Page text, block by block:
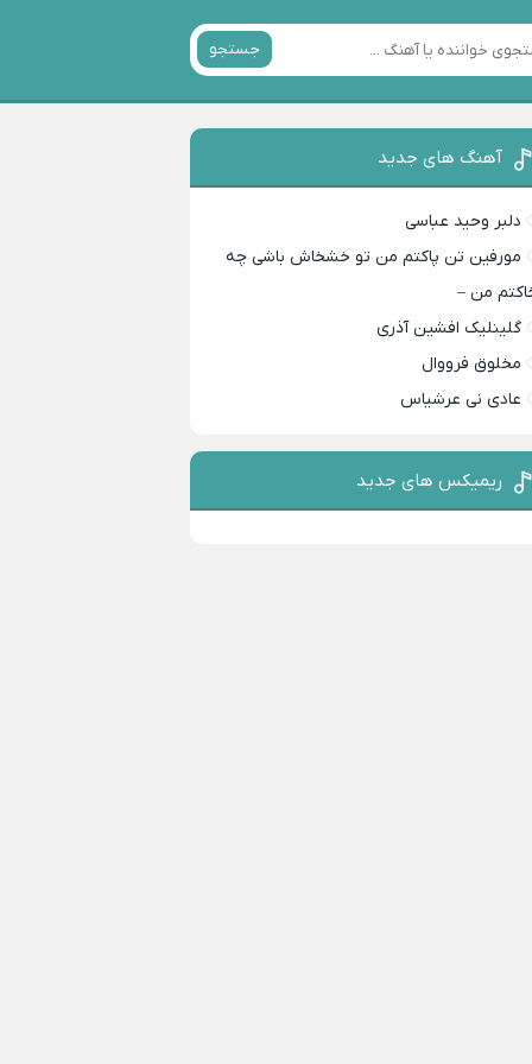
جستجو
آهنگ های جدید
دلبر وحید عباسی
مورفین تن پاکتم من تو خشخاش باشی چه
من –
گلینلیک افشین آذری
مخلوق فرووال
عادی نی عرشیاس
ریمیکس های جدید